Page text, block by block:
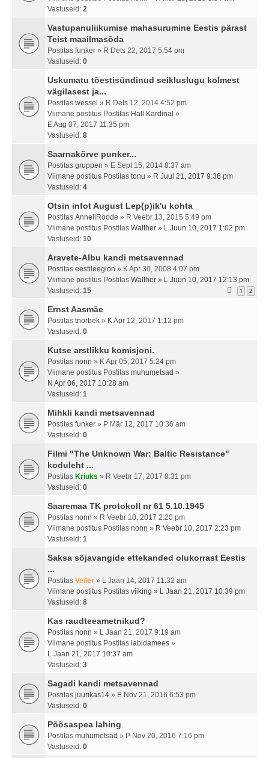
Vastuseid: 2
Vastupanuliikumise mahasurumine Eestis pärast
Teist maailmasõda
Postitas funker » R Dets 22, 2017 5:54 pm
Vastuseid: 0
Uskumatu tõestisündinud seikluslugu kolmest
vägilasest ja...
Postitas wessel » R Dets 12, 2014 4:52 pm
Viimane postitus Postitas Hall Kardinal »
E Aug 07, 2017 11:35 pm
Vastuseid: 8
Saarnakõrve punker...
Postitas gruppen » E Sept 15, 2014 8:37 am
Viimane postitus Postitas tonu » R Juul 21, 2017 9:36 pm
Vastuseid: 4
Otsin infot August Lep(p)ik'u kohta
Postitas AnneliRoode » R Veebr 13, 2015 5:49 pm
Viimane postitus Postitas Walther » L Juun 10, 2017 1:02 pm
Vastuseid: 10
Aravete-Albu kandi metsavennad
Postitas eestileegion » K Apr 30, 2008 4:07 pm
Viimane postitus Postitas Walther » L Juun 10, 2017 12:13 pm
Vastuseid: 15 1 2
Ernst Aasmäe
Postitas tnorbek » K Apr 12, 2017 1:12 pm
Vastuseid: 0
Kutse arstlikku komisjoni.
Postitas nonn » K Apr 05, 2017 5:24 pm
Viimane postitus Postitas muhumetsad »
N Apr 06, 2017 10:28 am
Vastuseid: 1
Mihkli kandi metsavennad
Postitas funker » P Mär 12, 2017 10:36 am
Vastuseid: 0
Filmi "The Unknown War: Baltic Resistance"
koduleht ...
Postitas Kriuks » R Veebr 17, 2017 8:31 pm
Vastuseid: 0
Saaremaa TK protokoll nr 61 5.10.1945
Postitas nonn » R Veebr 10, 2017 2:20 pm
Viimane postitus Postitas nonn » R Veebr 10, 2017 2:23 pm
Vastuseid: 1
Saksa sõjavangide ettekanded olukorrast Eestis
...
Postitas Veiler » L Jaan 14, 2017 11:32 am
Viimane postitus Postitas viiking » L Jaan 21, 2017 10:39 pm
Vastuseid: 8
Kas raudteeametnikud?
Postitas nonn » L Jaan 21, 2017 9:19 am
Viimane postitus Postitas labidamees »
L Jaan 21, 2017 10:37 am
Vastuseid: 3
Sagadi kandi metsavennad
Postitas juurikas14 » E Nov 21, 2016 6:53 pm
Vastuseid: 0
Põõsaspea lahing
Postitas muhumetsad » P Nov 20, 2016 7:16 pm
Vastuseid: 0